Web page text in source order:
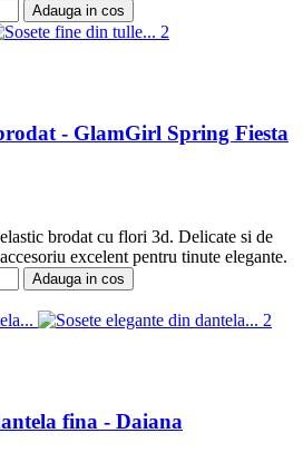
Adauga in cos
- GlamGirl Spring Fiesta
brodat cu flori 3d. Delicate si de
excelent pentru tinute elegante.
Adauga in cos
fina - Daiana